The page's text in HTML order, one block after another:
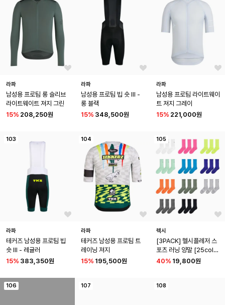
라파
남성용 프로팀 롱 슬리브
라이트웨이트 져지 그린
15% 208,250원
라파
남성용 프로팀 빕 숏 III -
롱 블랙
15% 348,500원
라파
남성용 프로팀 라이트웨이
트 져지 그레이
15% 221,000원
103
라파
테커즈 남성용 프로팀 빕
숏 III - 레귤러
15% 383,350원
104
라파
테커즈 남성용 프로팀 트
레이닝 져지
15% 195,500원
105
렉시
[3PACK] 헬시플레저 스
포츠 러닝 양말 [25colo
r]
40% 19,800원
106 107 108